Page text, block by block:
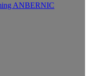
ANBERNIC